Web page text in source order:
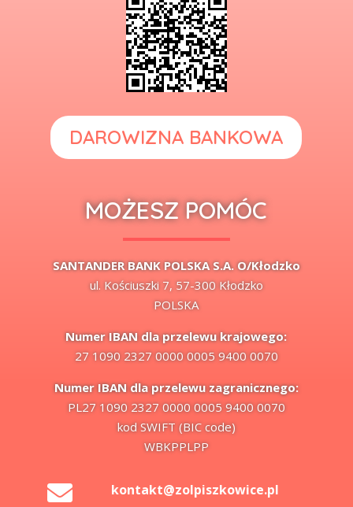
DAROWIZNA BANKOWA
MOŻESZ POMÓC
SANTANDER BANK POLSKA S.A. O/Kłodzko
ul. Kościuszki 7, 57-300 Kłodzko
POLSKA
Numer IBAN dla przelewu krajowego:
27 1090 2327 0000 0005 9400 0070
Numer IBAN dla przelewu zagranicznego:
PL27 1090 2327 0000 0005 9400 0070
kod SWIFT (BIC code)
WBKPPLPP
 kontakt@zolpiszkowice.pl